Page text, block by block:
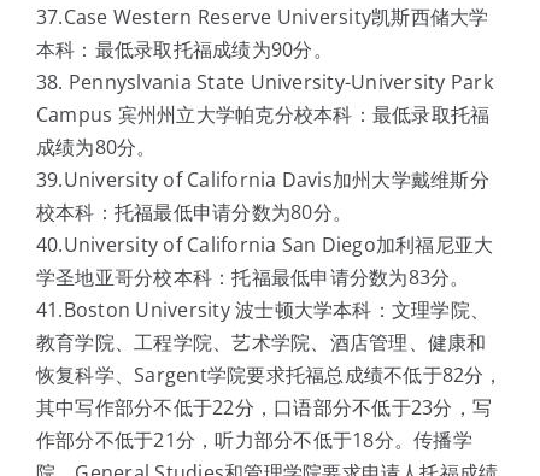
37.Case Western Reserve University凯斯西储大学
本科：最低录取托福成绩为90分。
38. Pennyslvania State University-University Park
Campus 宾州州立大学帕克分校本科：最低录取托福
成绩为80分。
39.University of California Davis加州大学戴维斯分
校本科：托福最低申请分数为80分。
40.University of California San Diego加利福尼亚大
学圣地亚哥分校本科：托福最低申请分数为83分。
41.Boston University 波士顿大学本科：文理学院、
教育学院、工程学院、艺术学院、酒店管理、健康和
恢复科学、Sargent学院要求托福总成绩不低于82分，
其中写作部分不低于22分，口语部分不低于23分，写
作部分不低于21分，听力部分不低于18分。传播学